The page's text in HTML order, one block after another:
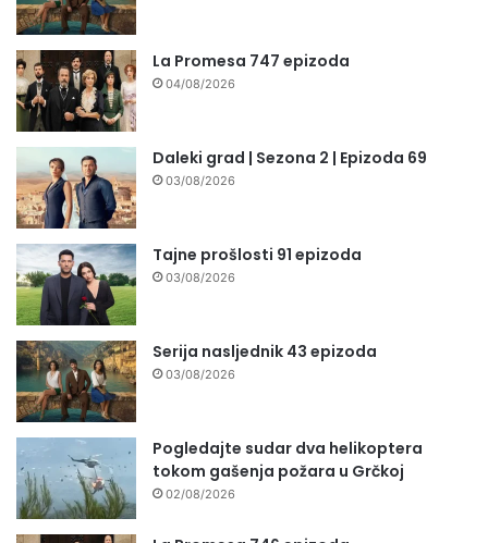
La Promesa 747 epizoda
04/08/2026
Daleki grad | Sezona 2 | Epizoda 69
03/08/2026
Tajne prošlosti 91 epizoda
03/08/2026
Serija nasljednik 43 epizoda
03/08/2026
Pogledajte sudar dva helikoptera
tokom gašenja požara u Grčkoj
02/08/2026